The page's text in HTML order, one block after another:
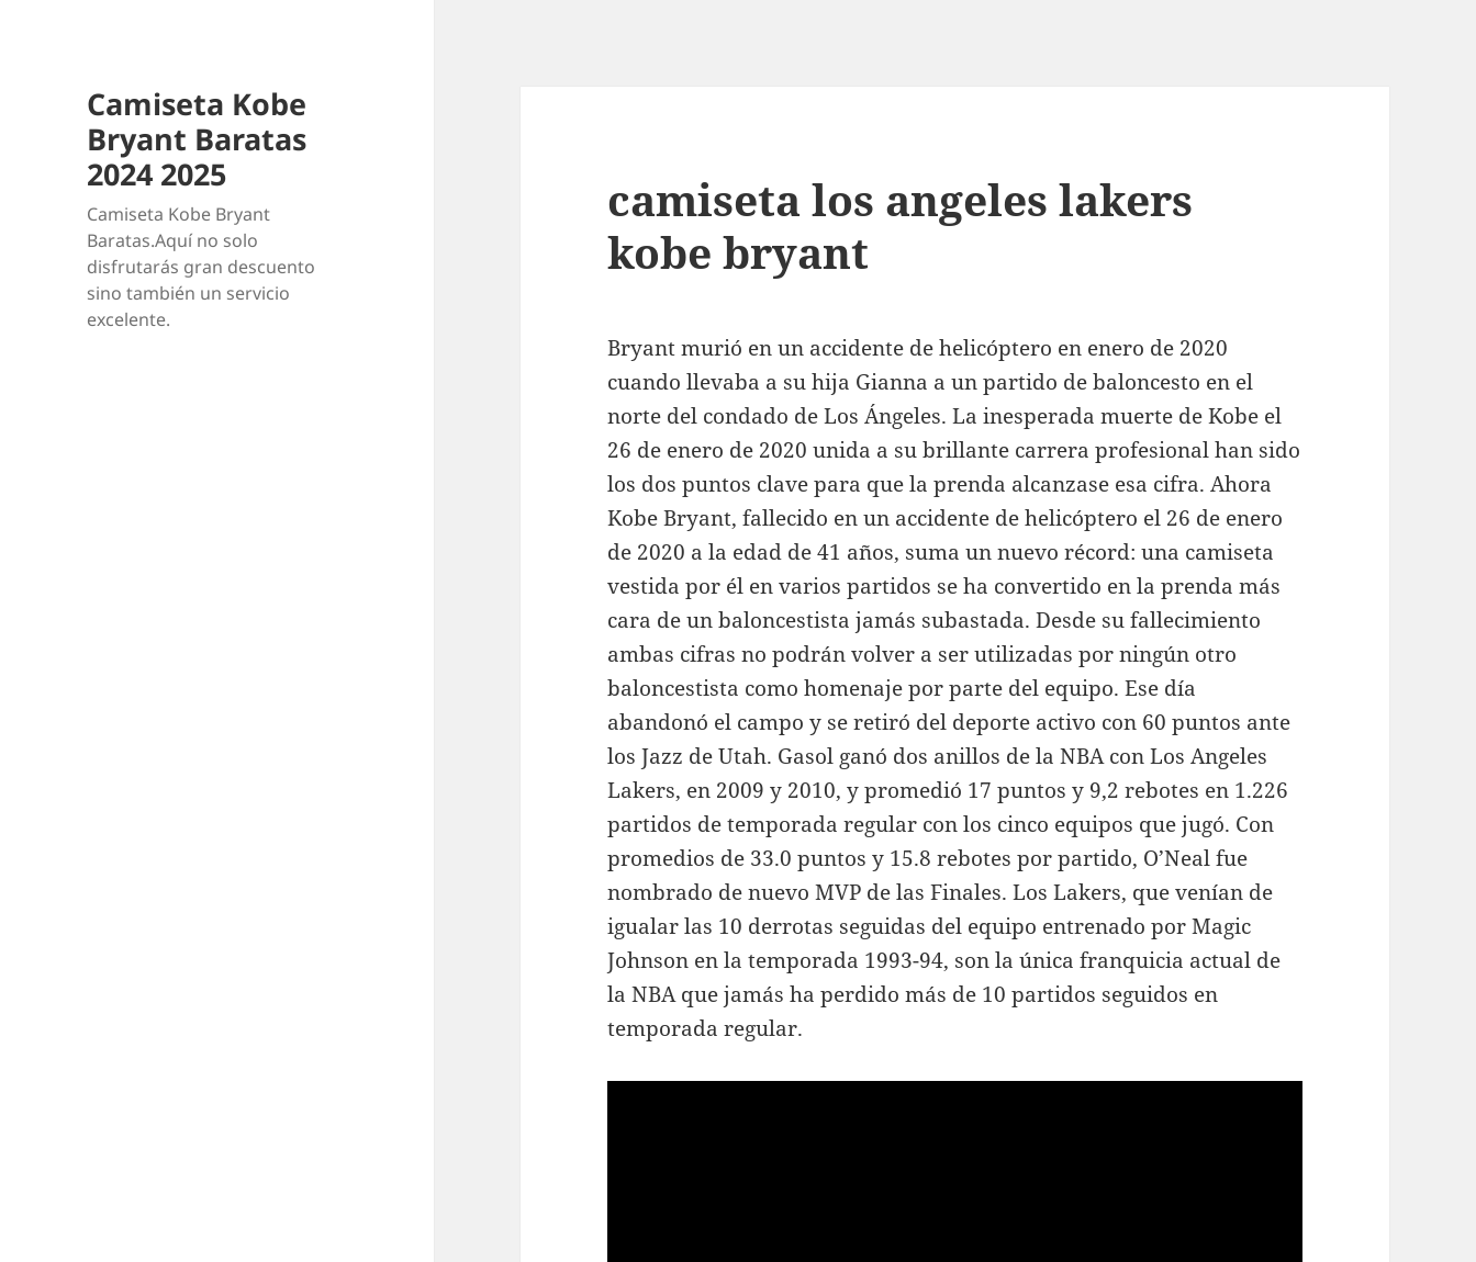
Camiseta Kobe
Bryant Baratas
2024 2025
Camiseta Kobe Bryant
Baratas.Aquí no solo
disfrutarás gran descuento
sino también un servicio
excelente.
camiseta los angeles lakers
kobe bryant
Bryant murió en un accidente de helicóptero en enero de 2020
cuando llevaba a su hija Gianna a un partido de baloncesto en el
norte del condado de Los Ángeles. La inesperada muerte de Kobe el
26 de enero de 2020 unida a su brillante carrera profesional han sido
los dos puntos clave para que la prenda alcanzase esa cifra. Ahora
Kobe Bryant, fallecido en un accidente de helicóptero el 26 de enero
de 2020 a la edad de 41 años, suma un nuevo récord: una camiseta
vestida por él en varios partidos se ha convertido en la prenda más
cara de un baloncestista jamás subastada. Desde su fallecimiento
ambas cifras no podrán volver a ser utilizadas por ningún otro
baloncestista como homenaje por parte del equipo. Ese día
abandonó el campo y se retiró del deporte activo con 60 puntos ante
los Jazz de Utah. Gasol ganó dos anillos de la NBA con Los Angeles
Lakers, en 2009 y 2010, y promedió 17 puntos y 9,2 rebotes en 1.226
partidos de temporada regular con los cinco equipos que jugó. Con
promedios de 33.0 puntos y 15.8 rebotes por partido, O’Neal fue
nombrado de nuevo MVP de las Finales. Los Lakers, que venían de
igualar las 10 derrotas seguidas del equipo entrenado por Magic
Johnson en la temporada 1993-94, son la única franquicia actual de
la NBA que jamás ha perdido más de 10 partidos seguidos en
temporada regular.